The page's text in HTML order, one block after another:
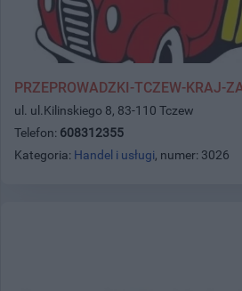
PRZEPROWADZKI-TCZEW-KRAJ-
ul. ul.Kilinskiego 8, 83-110 Tczew
Telefon: 608312355
Kategoria: Handel i usługi, numer: 3026